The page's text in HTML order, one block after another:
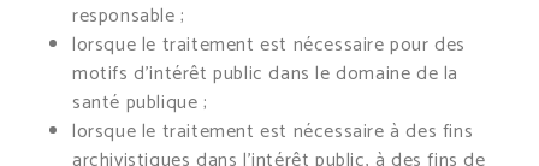
responsable ;
lorsque le traitement est nécessaire pour des
motifs d’intérêt public dans le domaine de la
santé publique ;
lorsque le traitement est nécessaire à des fins